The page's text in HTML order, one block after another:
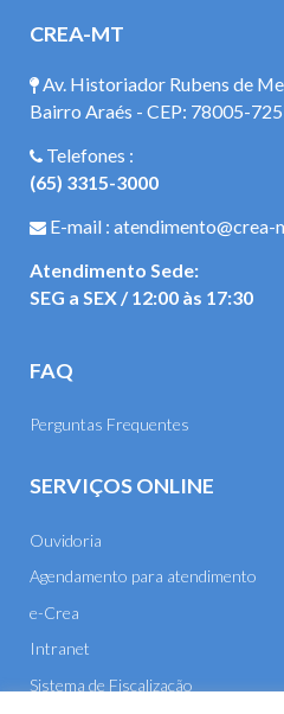
CREA-MT
Av. Historiador Rubens de
Bairro Araés - CEP: 78005-
Telefones :
(65) 3315-3000
E-mail :
Atendimento Sede:
SEG a SEX / 12:00 às 17:30
FAQ
Perguntas Frequentes
SERVIÇOS ONLINE
Ouvidoria
Agendamento para atendimento
e-Crea
Intranet
Sistema de Fiscalização